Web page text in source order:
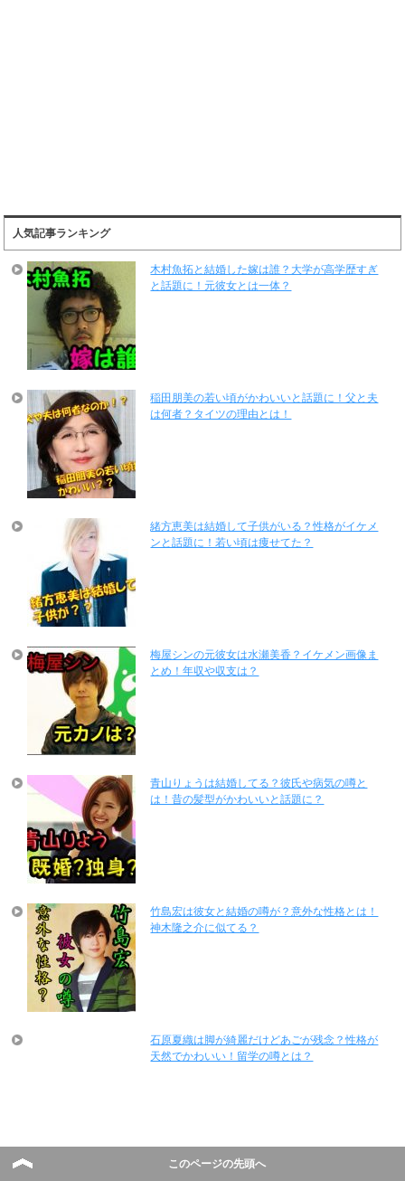
人気記事ランキング
木村魚拓と結婚した嫁は誰？大学が高学歴すぎ
と話題に！元彼女とは一体？
稲田朋美の若い頃がかわいいと話題に！父と夫
は何者？タイツの理由とは！
緒方恵美は結婚して子供がいる？性格がイケメ
ンと話題に！若い頃は痩せてた？
梅屋シンの元彼女は水瀬美香？イケメン画像ま
とめ！年収や収支は？
青山りょうは結婚してる？彼氏や病気の噂と
は！昔の髪型がかわいいと話題に？
竹島宏は彼女と結婚の噂が？意外な性格とは！
神木隆之介に似てる？
石原夏織は脚が綺麗だけどあごが残念？性格が
天然でかわいい！留学の噂とは？
宮部みゆきは結婚してて夫がいる？FF8の噂と
このページの先頭へ